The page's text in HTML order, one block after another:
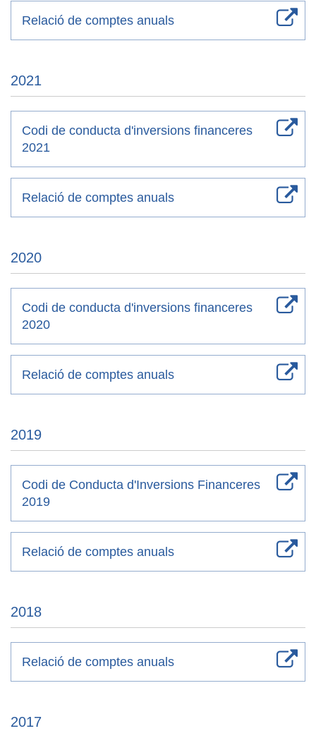
Relació de comptes anuals
2021
Codi de conducta d'inversions financeres
2021
Relació de comptes anuals
2020
Codi de conducta d'inversions financeres
2020
Relació de comptes anuals
2019
Codi de Conducta d'Inversions Financeres
2019
Relació de comptes anuals
2018
Relació de comptes anuals
2017